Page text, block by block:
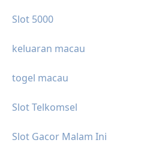
Slot 5000
keluaran macau
togel macau
Slot Telkomsel
Slot Gacor Malam Ini